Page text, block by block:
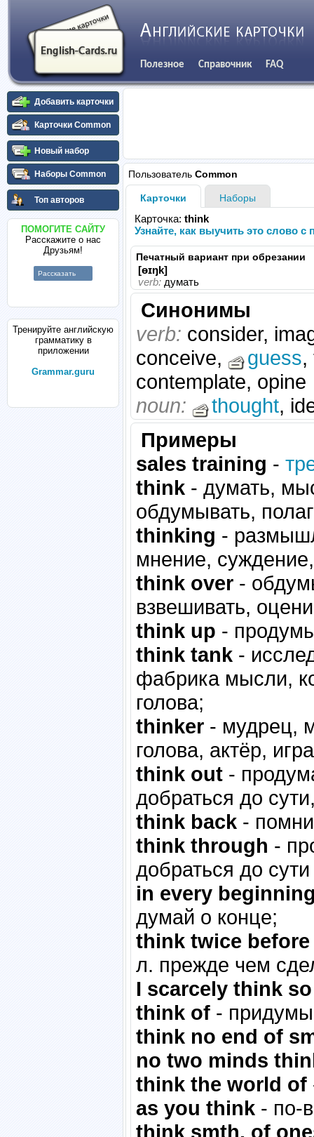
Полезное Справочник FAQ
Добавить карточки
Карточки Common
Новый набор
Наборы Common
Топ авторов
ПОМОГИТЕ САЙТУ
Расскажите о нас
Друзьям!
Рассказать
Тренируйте английскую
грамматику в
приложении
Grammar.guru
Пользователь Common
Карточки Наборы
Карточка: think
Узнайте, как выучить это слово
Печатный вариант при обрезании
[ɵɪŋk]
verb: думать
Синонимы
verb: consider,
conceive,
guess,
contemplate, opine
noun:
thought,
Примеры
sales training -
think - думать,
обдумывать,
thinking -
мнение,
think over -
взвешивать,
think up -
think tank -
фабрика мысли,
голова;
thinker - мудрец,
голова, актёр,
think out -
добраться до
think back -
think through -
добраться до
in every
думай о конце;
think twice
л. прежде чем
I scarcely think so
think of -
think no end of
no two minds
think the world of
as you think - по-
think smth. of